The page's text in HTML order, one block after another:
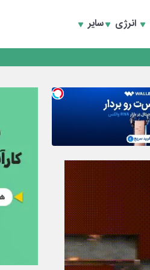
انرژی سایر